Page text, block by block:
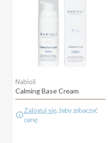
Nabioli
Calming Base Cream
Zaloguj się, żeby zobaczyć
cenę